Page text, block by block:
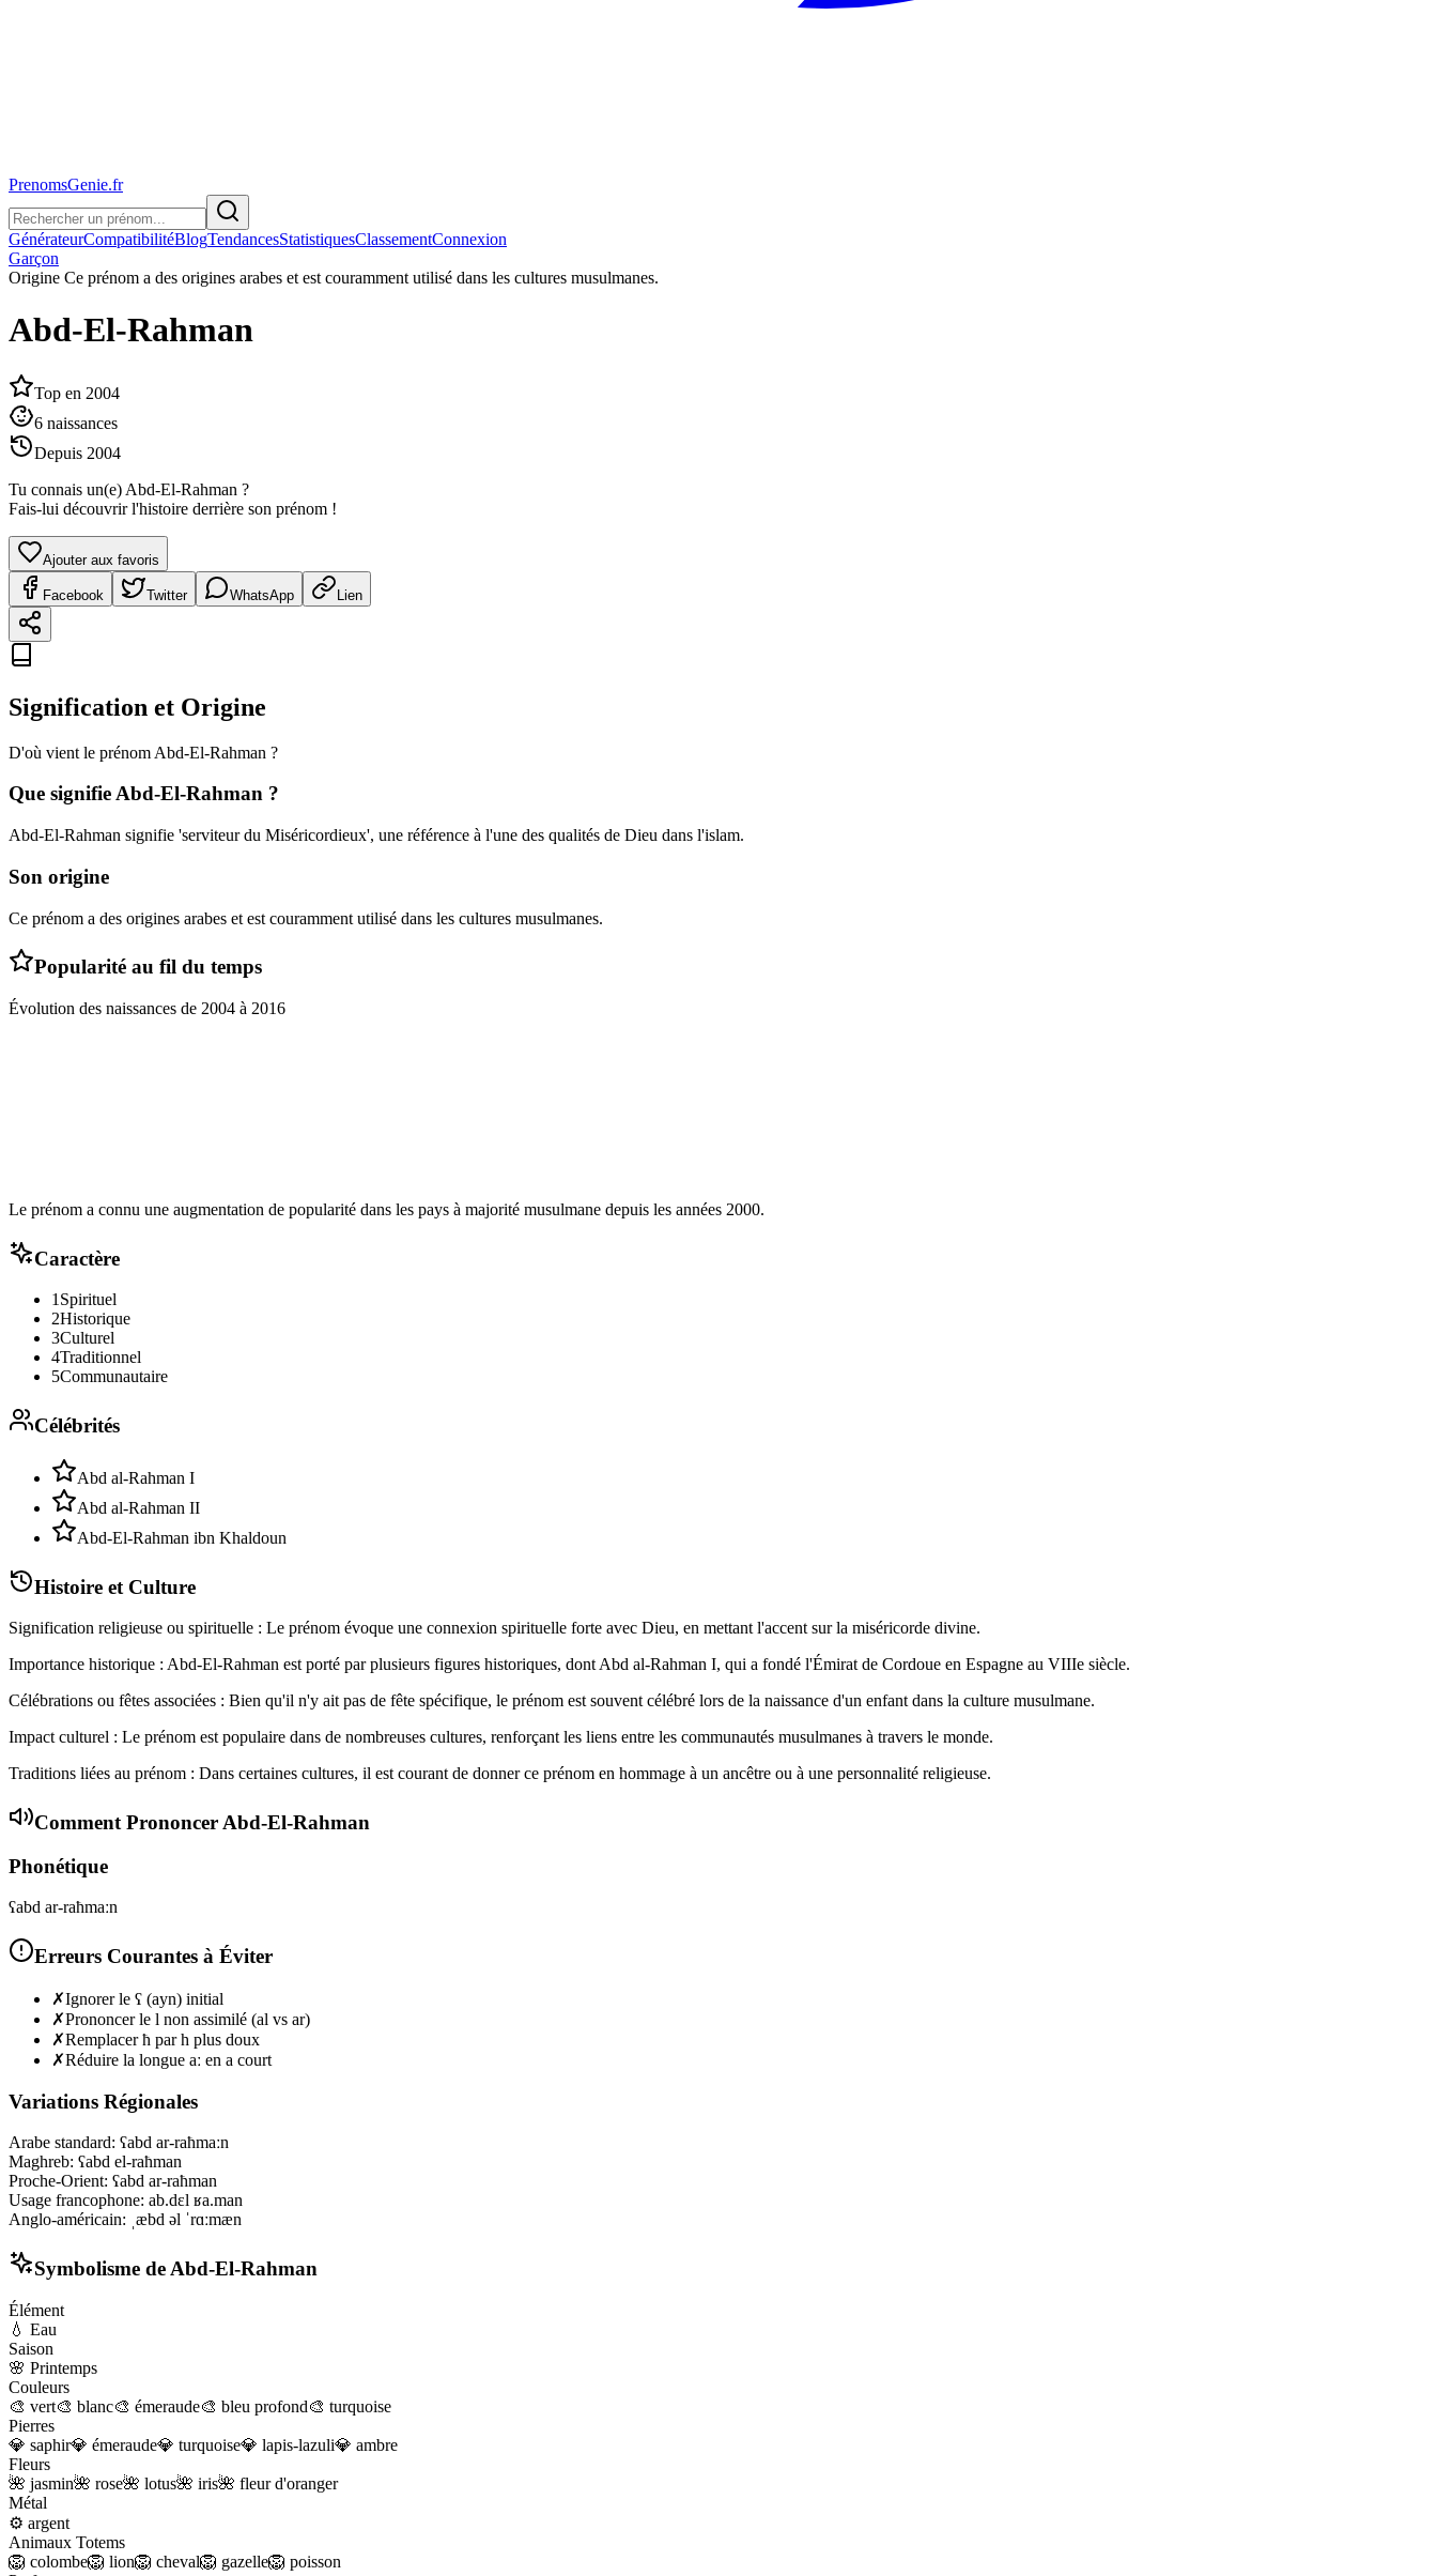
PrenomsGenie.fr
GénérateurCompatibilitéBlogTendancesStatistiquesClassementConnexion
Garçon
Origine Ce prénom a des origines arabes et est couramment utilisé dans les cultures musulmanes.
Abd-El-Rahman
Top en 2004
6 naissances
Depuis 2004
Tu connais un(e) Abd-El-Rahman ?
Fais-lui découvrir l'histoire derrière son prénom !
Ajouter aux favoris
Facebook Twitter WhatsApp Lien
Signification et Origine
D'où vient le prénom Abd-El-Rahman ?
Que signifieAbd-El-Rahman ?
Abd-El-Rahman signifie 'serviteur du Miséricordieux', une référence à l'une des qualités de Dieu dans l'islam.
Son origine
Ce prénom a des origines arabes et est couramment utilisé dans les cultures musulmanes.
Popularité au fil du temps
Évolution des naissances de 2004 à 2016
Le prénom a connu une augmentation de popularité dans les pays à majorité musulmane depuis les années 2000.
Caractère
1Spirituel
2Historique
3Culturel
4Traditionnel
5Communautaire
Célébrités
Abd al-Rahman I
Abd al-Rahman II
Abd-El-Rahman ibn Khaldoun
Histoire et Culture
Signification religieuse ou spirituelle : Le prénom évoque une connexion spirituelle forte avec Dieu, en mettant l'accent sur la miséricorde divine.
Importance historique : Abd-El-Rahman est porté par plusieurs figures historiques, dont Abd al-Rahman I, qui a fondé l'Émirat de Cordoue en Espagne au VIIIe siècle.
Célébrations ou fêtes associées : Bien qu'il n'y ait pas de fête spécifique, le prénom est souvent célébré lors de la naissance d'un enfant dans la culture musulmane.
Impact culturel : Le prénom est populaire dans de nombreuses cultures, renforçant les liens entre les communautés musulmanes à travers le monde.
Traditions liées au prénom : Dans certaines cultures, il est courant de donner ce prénom en hommage à un ancêtre ou à une personnalité religieuse.
Comment Prononcer Abd-El-Rahman
Phonétique
ʕabd ar-raħmaːn
Erreurs Courantes à Éviter
✗Ignorer le ʕ (ayn) initial
✗Prononcer le l non assimilé (al vs ar)
✗Remplacer ħ par h plus doux
✗Réduire la longue aː en a court
Variations Régionales
Arabe standard: ʕabd ar-raħmaːn
Maghreb: ʕabd el-raħman
Proche-Orient: ʕabd ar-raħman
Usage francophone: ab.dɛl ʁa.man
Anglo-américain: ˌæbd əl ˈrɑːmæn
Symbolisme de Abd-El-Rahman
Élément
💧 Eau
Saison
🌸 Printemps
Couleurs
🎨 vert🎨 blanc🎨 émeraude🎨 bleu profond🎨 turquoise
Pierres
💎 saphir💎 émeraude💎 turquoise💎 lapis-lazuli💎 ambre
Fleurs
🌺 jasmin🌺 rose🌺 lotus🌺 iris🌺 fleur d'oranger
Métal
⚙️ argent
Animaux Totems
🦁 colombe🦁 lion🦁 cheval🦁 gazelle🦁 poisson